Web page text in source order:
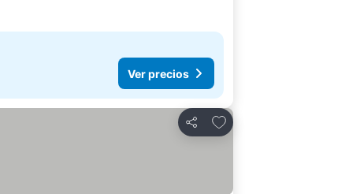
Ver precios
Compartir
Agregar a favoritos